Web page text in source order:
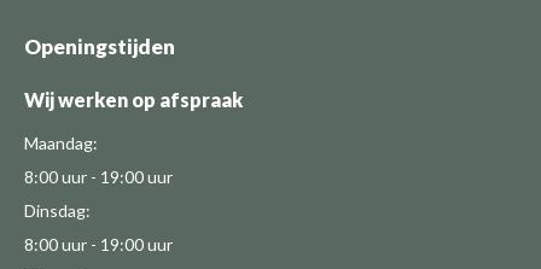
Openingstijden
Wij werken op afspraak
Maandag:
8:00 uur - 19:00 uur
Dinsdag:
8:00 uur - 19:00 uur